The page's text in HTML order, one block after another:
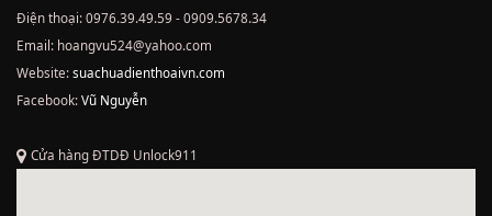
Điện thoại: 0976.39.49.59 - 0909.5678.34
Email: hoangvu524@yahoo.com
Website:suachuadienthoaivn.com
Facebook:Vũ Nguyễn
Cửa hàng ĐTDĐ Unlock911